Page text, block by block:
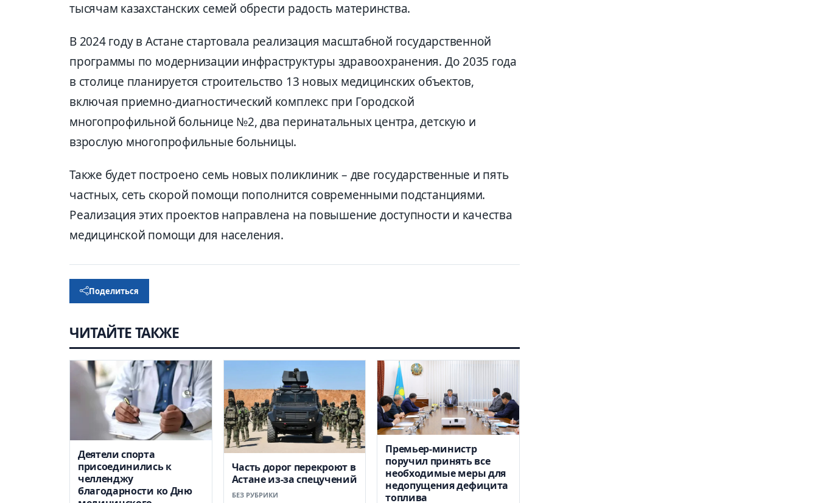
тысячам казахстанских семей обрести радость материнства.
В 2024 году в Астане стартовала реализация масштабной государственной
программы по модернизации инфраструктуры здравоохранения. До 2035 года
в столице планируется строительство 13 новых медицинских объектов,
включая приемно-диагностический комплекс при Городской
многопрофильной больнице №2, два перинатальных центра, детскую и
взрослую многопрофильные больницы.
Также будет построено семь новых поликлиник – две государственные и пять
частных, сеть скорой помощи пополнится современными подстанциями.
Реализация этих проектов направлена на повышение доступности и качества
медицинской помощи для населения.
Поделиться
ЧИТАЙТЕ ТАКЖЕ
Деятели спорта
присоединились к
челленджу
благодарности ко Дню
Часть дорог перекроют в
Астане из-за спецучений
БЕЗ РУБРИКИ
Премьер-министр
поручил принять все
необходимые меры для
недопущения дефицита
топлива